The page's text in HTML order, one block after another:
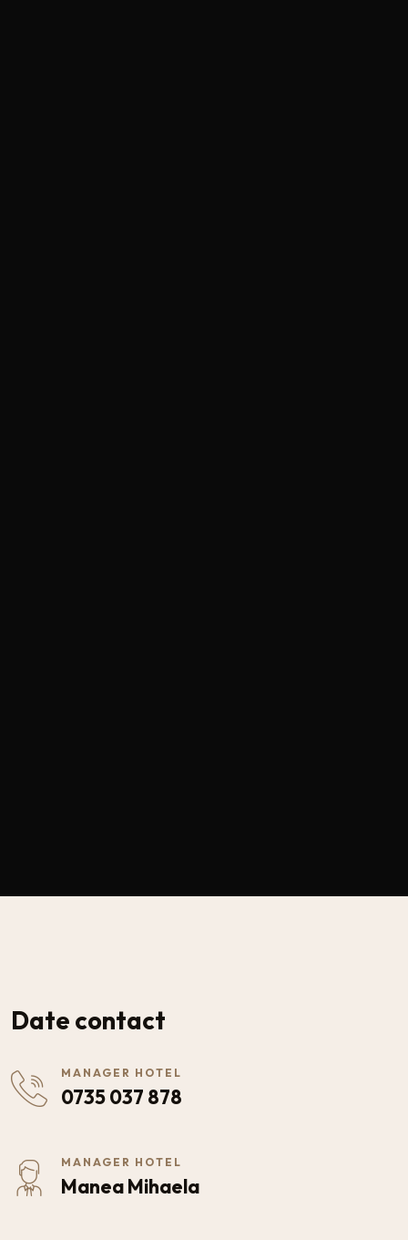
Date contact
MANAGER HOTEL
0735 037 878
MANAGER HOTEL
Manea Mihaela